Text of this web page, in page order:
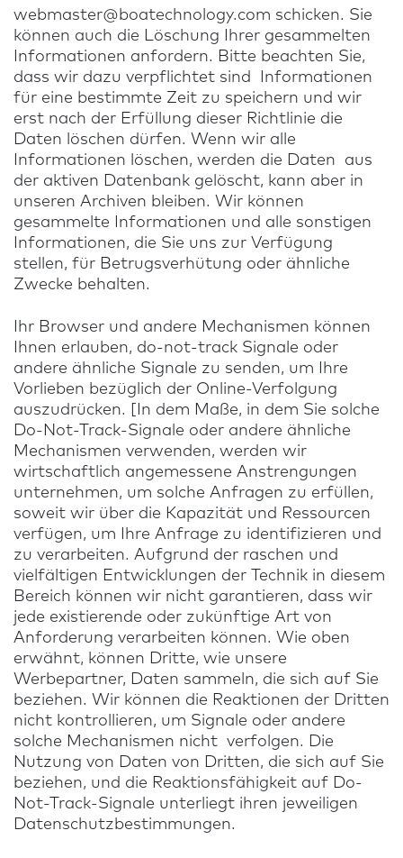
webmaster@boatechnology.com schicken. Sie
können auch die Löschung Ihrer gesammelten
Informationen anfordern. Bitte beachten Sie,
dass wir dazu verpflichtet sind Informationen
für eine bestimmte Zeit zu speichern und wir
erst nach der Erfüllung dieser Richtlinie die
Daten löschen dürfen. Wenn wir alle
Informationen löschen, werden die Daten aus
der aktiven Datenbank gelöscht, kann aber in
unseren Archiven bleiben. Wir können
gesammelte Informationen und alle sonstigen
Informationen, die Sie uns zur Verfügung
stellen, für Betrugsverhütung oder ähnliche
Zwecke behalten.
Ihr Browser und andere Mechanismen können
Ihnen erlauben, do-not-track Signale oder
andere ähnliche Signale zu senden, um Ihre
Vorlieben bezüglich der Online-Verfolgung
auszudrücken. [In dem Maße, in dem Sie solche
Do-Not-Track-Signale oder andere ähnliche
Mechanismen verwenden, werden wir
wirtschaftlich angemessene Anstrengungen
unternehmen, um solche Anfragen zu erfüllen,
soweit wir über die Kapazität und Ressourcen
verfügen, um Ihre Anfrage zu identifizieren und
zu verarbeiten. Aufgrund der raschen und
vielfältigen Entwicklungen der Technik in diesem
Bereich können wir nicht garantieren, dass wir
jede existierende oder zukünftige Art von
Anforderung verarbeiten können. Wie oben
erwähnt, können Dritte, wie unsere
Werbepartner, Daten sammeln, die sich auf Sie
beziehen. Wir können die Reaktionen der Dritten
nicht kontrollieren, um Signale oder andere
solche Mechanismen nicht verfolgen. Die
Nutzung von Daten von Dritten, die sich auf Sie
beziehen, und die Reaktionsfähigkeit auf Do-
Not-Track-Signale unterliegt ihren jeweiligen
Datenschutzbestimmungen.